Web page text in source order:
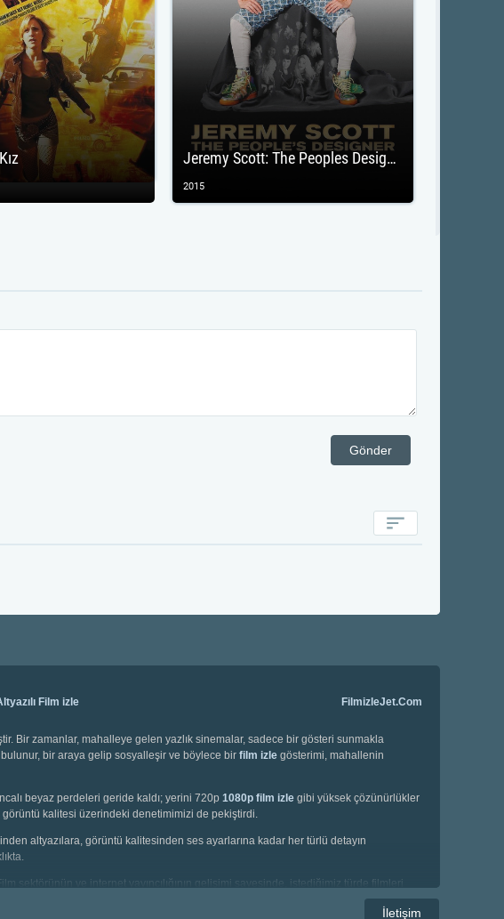
Jeremy Scott: The Peoples Designer
2015
Gönder
Film izle FilmizleJet.Com
Bir zamanlar, mahalleye gelen yazlık sinemalar, sadece bir gösteri sunmakla
bir araya gelip sosyalleşir ve böylece bir film izle gösterimi, mahallenin
beyaz perdeleri geride kaldı; yerini 720p 1080p film izle gibi yüksek çözünürlükler
görüntü kalitesi üzerindeki denetimimizi de pekiştirdi.
altyazılara, görüntü kalitesinden ses ayarlarına kadar her türlü detayın
sektörünün ve internet yayıncılığının gelişimi sayesinde, istediğimiz türde filmleri
için bilim kurgu ve korku filmleri gibi geniş bir yelpazede seçim yapma imkanına
İletişim